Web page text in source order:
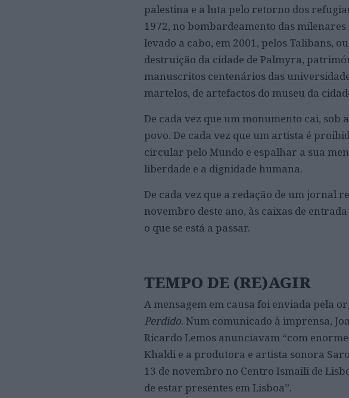
palestina e a luta pelo retorno dos
1972, no bombardeamento das
levado a cabo, em 2001, pelos Talibans,
destruição da cidade de Palmyra,
manuscritos centenários das
martelos, de artefactos do museu da
De cada vez que um monumento cai, sob
povo. De cada vez que um artista é
circular pelo Mundo e espalhar a sua
liberdade e a dignidade humana.
De cada vez que a redação de um jornal
novembro deste ano, às caixas de
o que se está a passar.
TEMPO DE (RE)AGIR
A mensagem em causa foi enviada pela
Perdido. Num comunicado à imprensa,
Ricardo Lemos anunciavam “com
Khaldi e a produtora e artista sonora
13 de novembro no Centro Ismaili de
de estar presentes em Lisboa”.